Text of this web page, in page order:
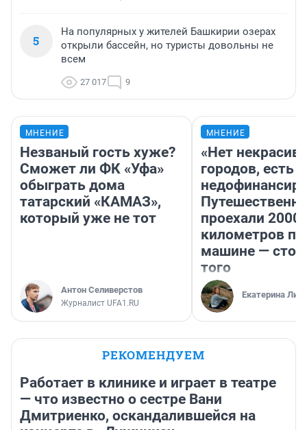
5
На популярных у жителей Башкирии озерах
открыли бассейн, но туристы довольны не
всем
27 017 9
МНЕНИЕ
Незваный гость хуже?
Сможет ли ФК «Уфа»
обыграть дома
татарский «КАМАЗ»,
который уже не тот
Антон Селиверстов
Журналист UFA1.RU
МНЕНИЕ
«Нет
городов, есть
проехали 2000
километров по
машине —
того
Екатерина
РЕКОМЕНДУЕМ
Работает в клинике и играет в театре
— что известно о сестре Вани
Дмитриенко, оскандалившейся на